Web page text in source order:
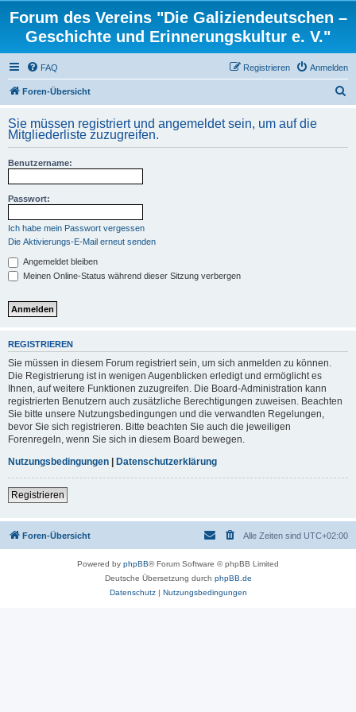
Forum des Vereins "Die Galiziendeutschen –
Geschichte und Erinnerungskultur e. V."
FAQ Anmelden
Registrieren
Foren-Übersicht
h
Sie müssen registriert und angemeldet sein, um auf die
Mitgliederliste zuzugreifen.
Benutzername:
Passwort:
Ich habe mein Passwort vergessen
Die Aktivierungs-E-Mail erneut senden
Angemeldet bleiben
Meinen Online-Status während dieser Sitzung verbergen
REGISTRIEREN
Sie müssen in diesem Forum registriert sein, um sich anmelden zu können.
Die Registrierung ist in wenigen Augenblicken erledigt und ermöglicht es
Ihnen, auf weitere Funktionen zuzugreifen. Die Board-Administration kann
registrierten Benutzern auch zusätzliche Berechtigungen zuweisen. Beachten
Sie bitte unsere Nutzungsbedingungen und die verwandten Regelungen,
bevor Sie sich registrieren. Bitte beachten Sie auch die jeweiligen
Forenregeln, wenn Sie sich in diesem Board bewegen.
Nutzungsbedingungen | Datenschutzerklärung
Registrieren
Foren-Übersicht Alle Zeiten sind UTC+02:00
Powered by phpBB® Forum Software © phpBB Limited
Deutsche Übersetzung durch phpBB.de
Datenschutz| Nutzungsbedingungen